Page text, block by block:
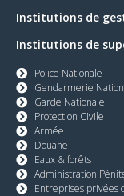
Institutions de
Institutions de
Police Nationale
Gendarmerie
Garde Nationale
Protection Civile
Armée
Douane
Eaux & forêts
Administration
Entreprises privées